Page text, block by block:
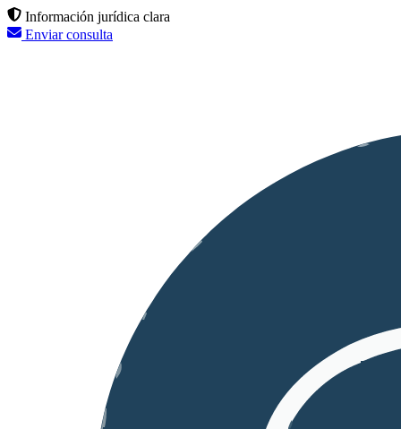
Información jurídica clara
Enviar consulta